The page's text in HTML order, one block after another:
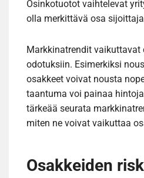
Osinkotuotot vaihtelevat
olla merkittävä osa
Markkinatrendit vaikuttavat
odotuksiin. Esimerkiksi
osakkeet voivat nousta
taantuma voi painaa
tärkeää seurata
miten ne voivat vaikuttaa
Osakkeiden